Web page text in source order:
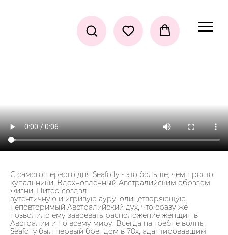
С самого первого дня Seafolly - это больше, чем просто
купальники. Вдохновлённый Австралийским образом
жизни, Питер создал
аутентичную и игривую ауру, олицетворяющую
неповторимый Австралийский дух, что сразу же
позволило ему завоевать расположение женщин в
Австралии и по всему миру. Всегда на гребне волны,
Seafolly был первый брендом в 70х, адаптировавшим